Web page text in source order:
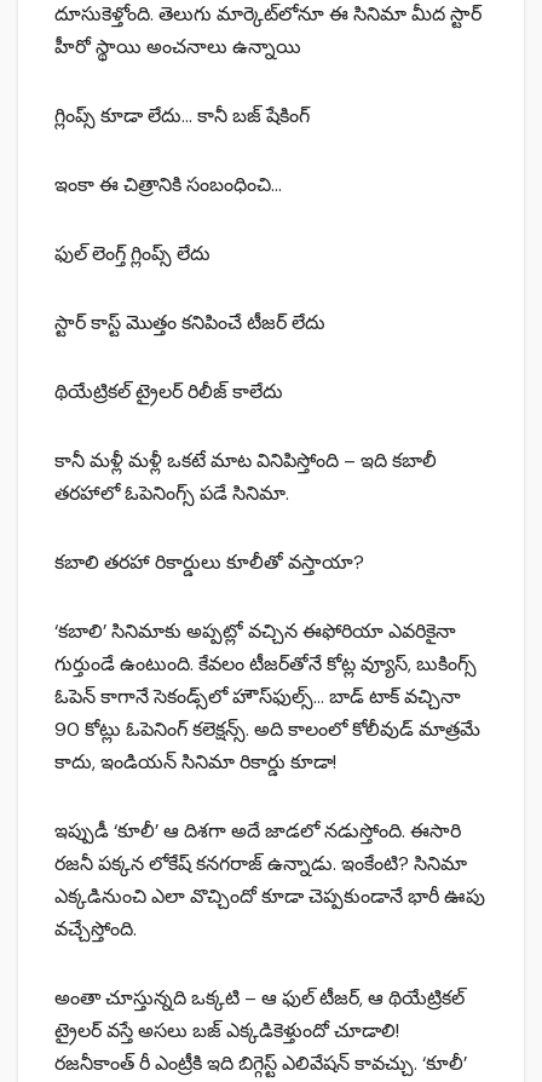
దూసుకెళ్తోంది. తెలుగు మార్కెట్‌లోనూ ఈ సినిమా మీద స్టార్
హీరో స్థాయి అంచనాలు ఉన్నాయి
గ్లింప్స్ కూడా లేదు… కానీ బజ్ షేకింగ్
ఇంకా ఈ చిత్రానికి సంబంధించి…
ఫుల్ లెంగ్త్ గ్లింప్స్ లేదు
స్టార్ కాస్ట్ మొత్తం కనిపించే టీజర్ లేదు
థియేట్రికల్ ట్రైలర్ రిలీజ్ కాలేదు
కానీ మళ్లీ మళ్లీ ఒకటే మాట వినిపిస్తోంది – ఇది కబాలీ
తరహాలో ఓపెనింగ్స్ పడే సినిమా.
కబాలి తరహా రికార్డులు కూలీతో వస్తాయా?
‘కబాలి’ సినిమాకు అప్పట్లో వచ్చిన ఈఫోరియా ఎవరికైనా
గుర్తుండే ఉంటుంది. కేవలం టీజర్‌తోనే కోట్ల వ్యూస్, బుకింగ్స్
ఓపెన్ కాగానే సెకండ్స్‌లో హౌస్‌ఫుల్స్… బాడ్ టాక్ వచ్చినా
90 కోట్లు ఓపెనింగ్ కలెక్షన్స్. అది కాలంలో కోలీవుడ్ మాత్రమే
కాదు, ఇండియన్ సినిమా రికార్డు కూడా!
ఇప్పుడీ ‘కూలీ’ ఆ దిశగా అదే జాడలో నడుస్తోంది. ఈసారి
రజనీ పక్కన లోకేష్ కనగరాజ్ ఉన్నాడు. ఇంకేంటి? సినిమా
ఎక్కడినుంచి ఎలా వొచ్చిందో కూడా చెప్పకుండానే భారీ ఊపు
వచ్చేస్తోంది.
అంతా చూస్తున్నది ఒక్కటి – ఆ ఫుల్ టీజర్, ఆ థియేట్రికల్
ట్రైలర్ వస్తే అసలు బజ్ ఎక్కడికెళ్తుందో చూడాలి!
రజనీకాంత్ రీ ఎంట్రీకి ఇది బిగ్గెస్ట్ ఎలివేషన్ కావచ్చు. ‘కూలీ’